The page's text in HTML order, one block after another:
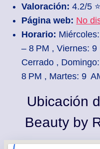
Valoración: 4.2/5 ⭐
Página web: No
Horario:
– 8 PM , Viernes:
Cerrado ,
8 PM , Martes: 9
Ubicación
Beauty by